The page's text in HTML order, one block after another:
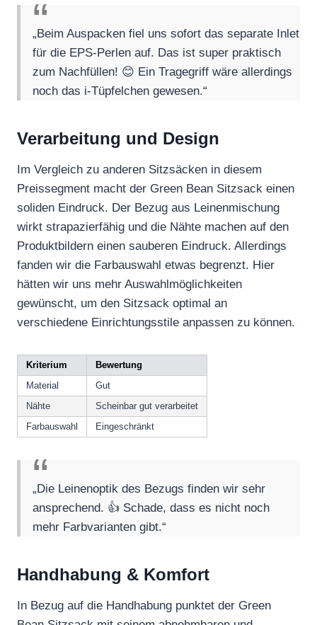
„Beim Auspacken fiel uns sofort das separate Inlet
für die EPS-Perlen auf. Das ist super praktisch
zum Nachfüllen! 😊 Ein Tragegriff wäre allerdings
noch das i-Tüpfelchen gewesen.“
Verarbeitung und Design
Im Vergleich zu anderen Sitzsäcken in diesem
Preissegment macht der Green Bean Sitzsack einen
soliden Eindruck. Der Bezug aus Leinenmischung
wirkt strapazierfähig und die Nähte machen auf den
Produktbildern einen sauberen Eindruck. Allerdings
fanden wir die Farbauswahl etwas begrenzt. Hier
hätten wir uns mehr Auswahlmöglichkeiten
gewünscht, um den Sitzsack optimal an
verschiedene Einrichtungsstile anpassen zu können.
Kriterium
Bewertung
Material
Gut
Nähte
Scheinbar gut verarbeitet
Farbauswahl
Eingeschränkt
„Die Leinenoptik des Bezugs finden wir sehr
ansprechend. 👍 Schade, dass es nicht noch
mehr Farbvarianten gibt.“
Handhabung & Komfort
In Bezug auf die Handhabung punktet der Green